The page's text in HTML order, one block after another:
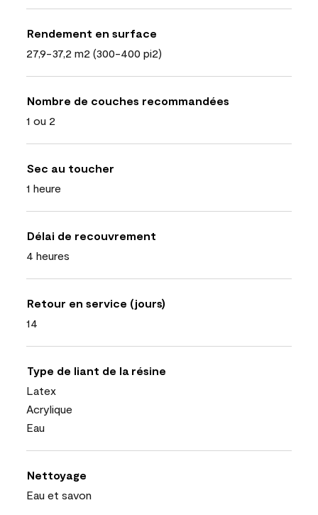
Rendement en surface
27,9-37,2 m2 (300-400 pi2)
Nombre de couches recommandées
1 ou 2
Sec au toucher
1 heure
Délai de recouvrement
4 heures
Retour en service (jours)
14
Type de liant de la résine
Latex
Acrylique
Eau
Nettoyage
Eau et savon